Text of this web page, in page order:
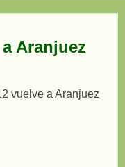
Aranjuez